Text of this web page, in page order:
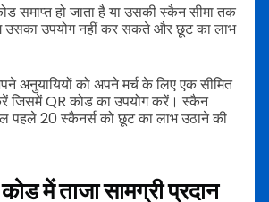
समाप्त हो जाता है या उसकी स्कैन सीमा तक
उसका उपयोग नहीं कर सकते और छूट का लाभ
अनुयायियों को अपने मर्च के लिए एक सीमित
जिसमें QR कोड का उपयोग करें। स्कैन
पहले 20 स्कैनर्स को छूट का लाभ उठाने की
में ताजा सामग्री प्रदान